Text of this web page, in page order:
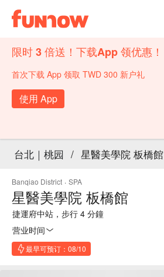
限时 3 倍送！下载App 领优惠！
首次下载 App 领取 TWD 300 新户礼
使用 App
台北｜桃园 / 星醫美學院 板橋館
Banqiao District · SPA
星醫美學院 板橋館
捷運府中站，步行 4 分鐘
营业时间
最早可预订：08/10